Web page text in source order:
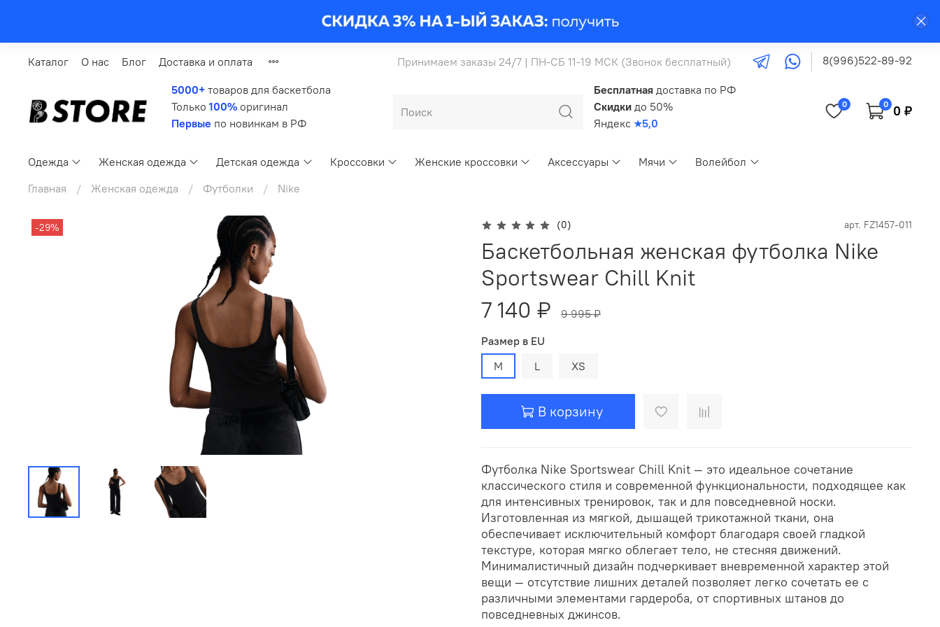
Каталог О нас Блог Доставка и оплата Принимаем заказы 24/7 | ПН-СБ 11-19 МСК (Звонок бесплатный) 8(996)522-89-92
5000+ товаров для баскетбола
Только 100% оригинал
Первые по новинкам в РФ
Бесплатная доставка по РФ
Скидки до 50%
Яндекс ★5,0
0 0 0 ₽
Одежда Женская одежда Детская одежда Кроссовки Женские кроссовки Аксессуары Мячи
Волейбол
Главная
Женская одежда Футболки Nike
-29% (0) арт. FZ1457-011
Баскетбольная женская футболка Nike
Sportswear Chill Knit
7 140 ₽
9 995 ₽
Размер в EU
M
L XS
В корзину
Футболка Nike Sportswear Chill Knit — это идеальное сочетание
классического стиля и современной функциональности, подходящее как
для интенсивных тренировок, так и для повседневной носки.
Изготовленная из мягкой, дышащей трикотажной ткани, она
обеспечивает исключительный комфорт благодаря своей гладкой
текстуре, которая мягко облегает тело, не стесняя движений.
Минималистичный дизайн подчеркивает вневременной характер этой
вещи — отсутствие лишних деталей позволяет легко сочетать ее с
различными элементами гардероба, от спортивных штанов до
повседневных джинсов.